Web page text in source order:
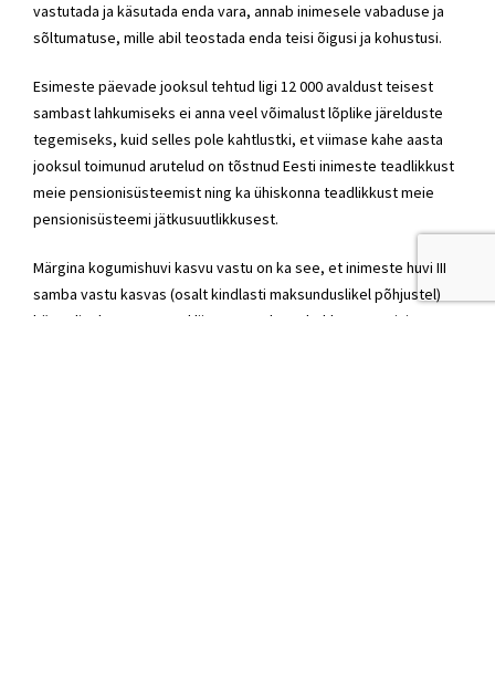
vastutada ja käsutada enda vara, annab inimesele vabaduse ja
sõltumatuse, mille abil teostada enda teisi õigusi ja kohustusi.
Esimeste päevade jooksul tehtud ligi 12 000 avaldust teisest
sambast lahkumiseks ei anna veel võimalust lõplike järelduste
tegemiseks, kuid selles pole kahtlustki, et viimase kahe aasta
jooksul toimunud arutelud on tõstnud Eesti inimeste teadlikkust
meie pensionisüsteemist ning ka ühiskonna teadlikkust meie
pensionisüsteemi jätkusuutlikkusest.
Märgina kogumishuvi kasvu vastu on ka see, et inimeste huvi III
samba vastu kasvas (osalt kindlasti maksunduslikel põhjustel)
hüppeliselt. 2020. aastal liitus III sambaga kokku 80 485 inimest,